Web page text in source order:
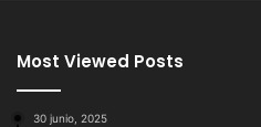
Most Viewed Posts
30 junio, 2025